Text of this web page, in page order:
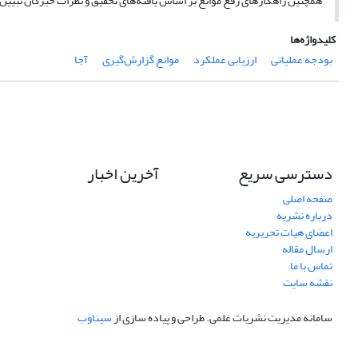
کلیدواژه‌ها
بودجه عملیاتی
ارزیابی عملکرد موانع گزارش‌گیری آجا
دسترسی سریع
صفحه اصلی
درباره نشریه
اعضای هیات تحریریه
ارسال مقاله
تماس با ما
نقشه سایت
آخرین اخبار
سامانه مدیریت نشریات علمی.طراحی و پیاده سازی ازسیناوب